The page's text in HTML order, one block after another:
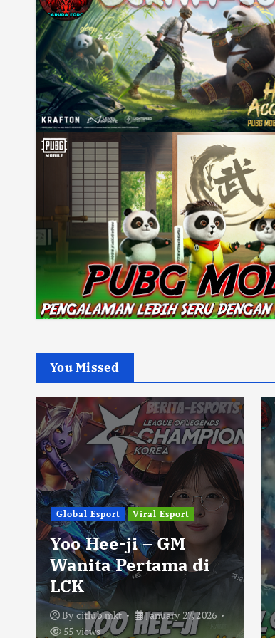
You Missed
Global Esport Viral Esport
Yoo Hee-ji – GM
Wanita Pertama di
LCK
By citlub mkt
January 27, 2026
55 views